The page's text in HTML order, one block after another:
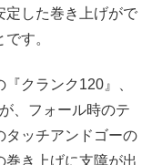
定した巻き上げがで
す。
クランク120』、
、フォール時のテ
タッチアンドゴーの
巻き上げに支障が出